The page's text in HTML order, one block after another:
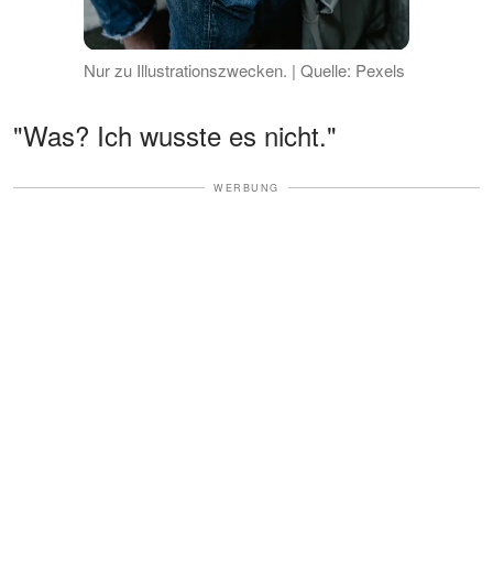
Nur zu Illustrationszwecken. | Quelle: Pexels
"Was? Ich wusste es nicht."
WERBUNG